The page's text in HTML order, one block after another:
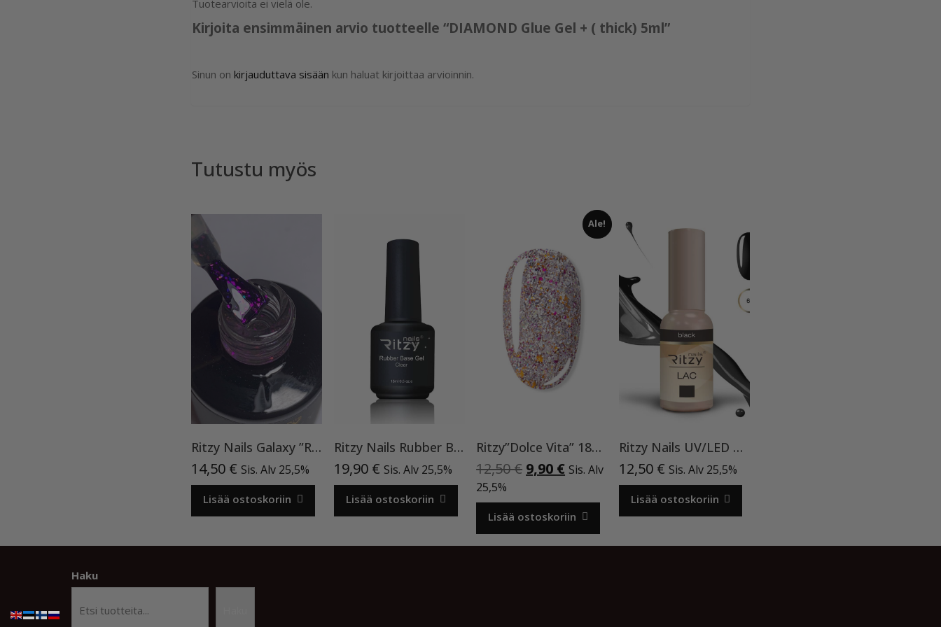
Tuotearvioita ei vielä ole.
Kirjoita ensimmäinen arvio tuotteelle “DIAMOND Glue Gel + ( thick) 5ml”
Sinun on kirjauduttava sisään kun haluat kirjoittaa arvioinnin.
Tutustu myös
Ritzy Nails Galaxy ”Rainbow” 8ml
14,50 € Sis. Alv 25,5%
Lisää ostoskoriin
Ritzy Nails Rubber Base Gel Clear 15ml UV/LED geelilakka base coat 🔥 Best Seller!
19,90 € Sis. Alv 25,5%
Lisää ostoskoriin
Ale!
Ritzy”Dolce Vita” 185 ,9ml TPO vapaa
12,50€ Alkuperäinen
oli:
12,50 €.
9,90 €Nykyinen
on:
9,90 €.
Sis. Alv
25,5%
Lisää ostoskoriin
Ritzy Nails UV/LED gel polish ”Black” 64, 9ml, geelilakka TPO vapaa
12,50 € Sis. Alv 25,5%
Lisää ostoskoriin
Haku